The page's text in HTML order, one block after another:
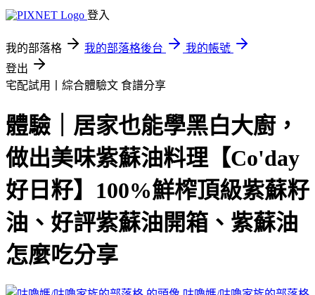
登入
我的部落格 我的部落格後台
我的帳號
登出
宅配試用丨綜合體驗文 食譜分享
體驗｜居家也能學黑白大廚，
做出美味紫蘇油料理【Co'day
好日籽】100%鮮榨頂級紫蘇籽
油、好評紫蘇油開箱、紫蘇油
怎麼吃分享